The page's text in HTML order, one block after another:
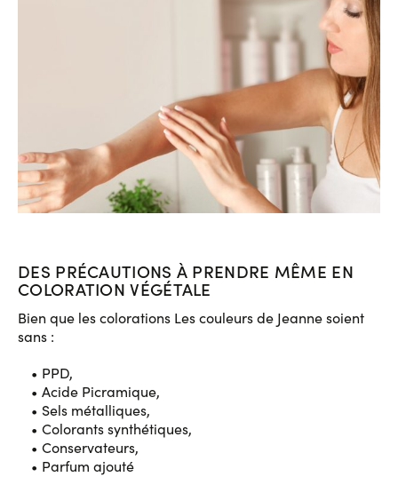
DES PRÉCAUTIONS À PRENDRE MÊME EN
COLORATION VÉGÉTALE
Bien que les colorations Les couleurs de Jeanne soient
sans :
PPD,
Acide Picramique,
Sels métalliques,
Colorants synthétiques,
Conservateurs,
Parfum ajouté